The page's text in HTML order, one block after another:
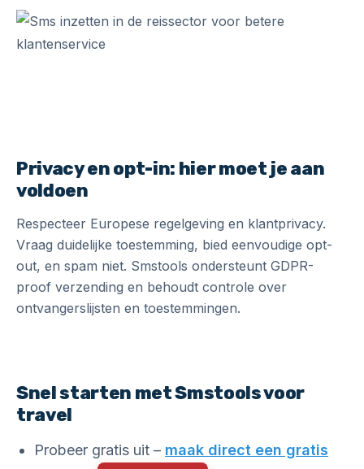
Privacy en opt-in: hier moet je aan
voldoen
Respecteer Europese regelgeving en klantprivacy.
Vraag duidelijke toestemming, bied eenvoudige opt-
out, en spam niet. Smstools ondersteunt GDPR-
proof verzending en behoudt controle over
ontvangerslijsten en toestemmingen.
Snel starten met Smstools voor
travel
Probeer gratis uit – maak direct een gratis